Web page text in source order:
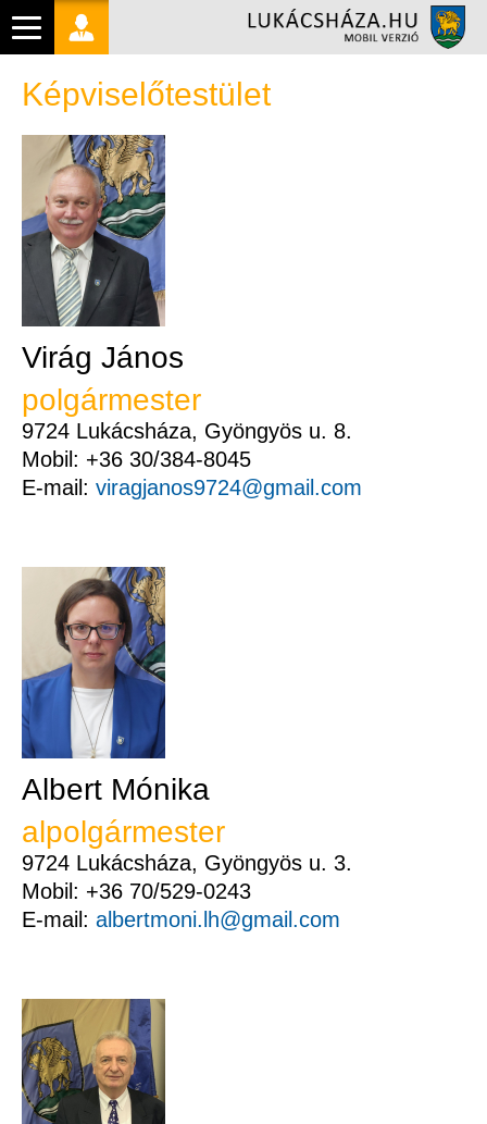
Képviselőtestület
Virág János
polgármester
9724 Lukácsháza, Gyöngyös u. 8.
Mobil: +36 30/384-8045
E-mail: viragjanos9724@gmail.com
Albert Mónika
alpolgármester
9724 Lukácsháza, Gyöngyös u. 3.
Mobil: +36 70/529-0243
E-mail: albertmoni.lh@gmail.com